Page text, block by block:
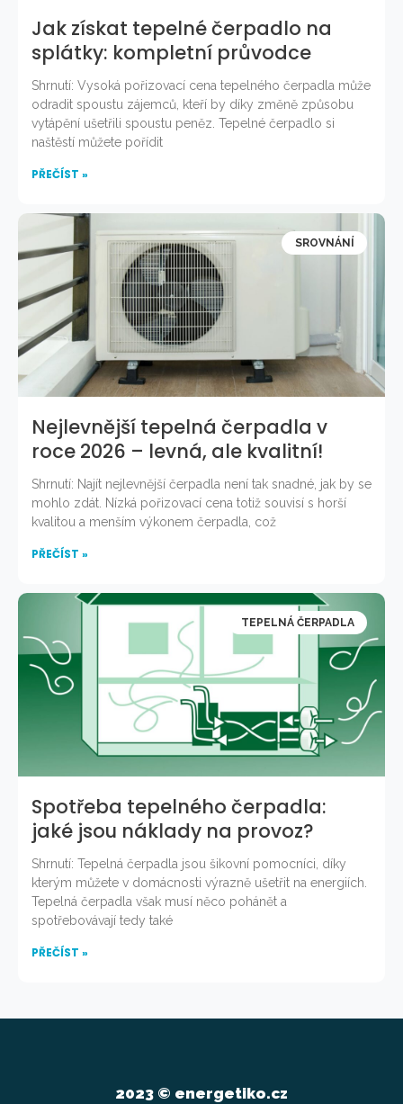
Jak získat tepelné čerpadlo na
splátky: kompletní průvodce
Shrnutí: Vysoká pořizovací cena tepelného čerpadla může
odradit spoustu zájemců, kteří by díky změně způsobu
vytápění ušetřili spoustu peněz. Tepelné čerpadlo si
naštěstí můžete pořídit
PŘEČÍST »
SROVNÁNÍ
Nejlevnější tepelná čerpadla v
roce 2026 – levná, ale kvalitní!
Shrnutí: Najít nejlevnější čerpadla není tak snadné, jak by se
mohlo zdát. Nízká pořizovací cena totiž souvisí s horší
kvalitou a menším výkonem čerpadla, což
PŘEČÍST »
TEPELNÁ ČERPADLA
Spotřeba tepelného čerpadla:
jaké jsou náklady na provoz?
Shrnutí: Tepelná čerpadla jsou šikovní pomocníci, díky
kterým můžete v domácnosti výrazně ušetřit na energiích.
Tepelná čerpadla však musí něco pohánět a
spotřebovávají tedy také
PŘEČÍST »
2023 © energetiko.cz